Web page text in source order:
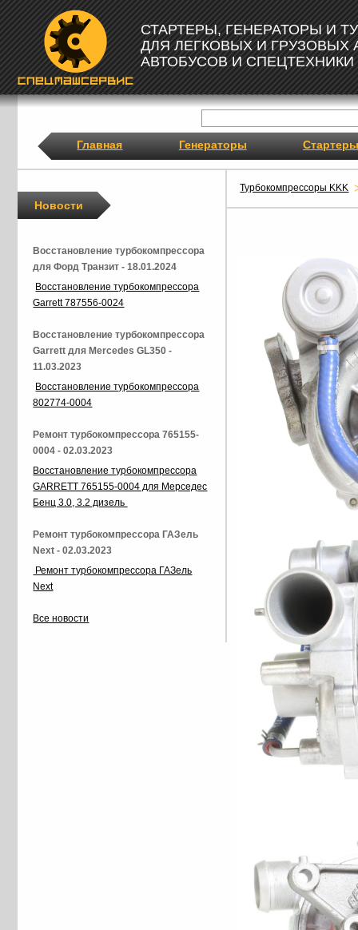
СТАРТЕРЫ, ГЕНЕРАТОРЫ И
ДЛЯ ЛЕГКОВЫХ И ГРУЗОВЫХ
АВТОБУСОВ И СПЕЦТЕХНИКИ
Главная Генераторы Стартеры
Турбокомпрессоры KKK
Новости
Восстановление турбокомпрессора
для Форд Транзит - 18.01.2024
Восстановление турбокомпрессора
Garrett 787556-0024
Восстановление турбокомпрессора
Garrett для Mercedes GL350 -
11.03.2023
Восстановление турбокомпрессора
802774-0004
Ремонт турбокомпрессора 765155-
0004 - 02.03.2023
Восстановление турбокомпрессора
GARRETT 765155-0004 для Мерседес
Бенц 3.0, 3.2 дизель
Ремонт турбокомпрессора ГАЗель
Next - 02.03.2023
Ремонт турбокомпрессора ГАЗель
Next
Все новости